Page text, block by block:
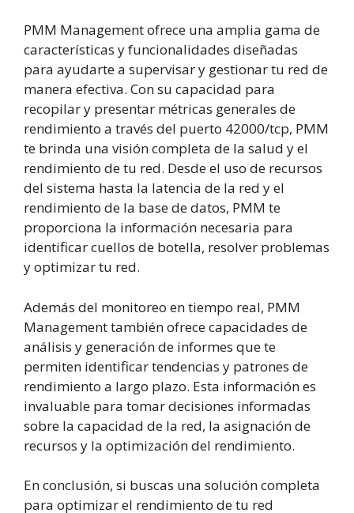
PMM Management ofrece una amplia gama de
características y funcionalidades diseñadas
para ayudarte a supervisar y gestionar tu red de
manera efectiva. Con su capacidad para
recopilar y presentar métricas generales de
rendimiento a través del puerto 42000/tcp, PMM
te brinda una visión completa de la salud y el
rendimiento de tu red. Desde el uso de recursos
del sistema hasta la latencia de la red y el
rendimiento de la base de datos, PMM te
proporciona la información necesaria para
identificar cuellos de botella, resolver problemas
y optimizar tu red.
Además del monitoreo en tiempo real, PMM
Management también ofrece capacidades de
análisis y generación de informes que te
permiten identificar tendencias y patrones de
rendimiento a largo plazo. Esta información es
invaluable para tomar decisiones informadas
sobre la capacidad de la red, la asignación de
recursos y la optimización del rendimiento.
En conclusión, si buscas una solución completa
para optimizar el rendimiento de tu red